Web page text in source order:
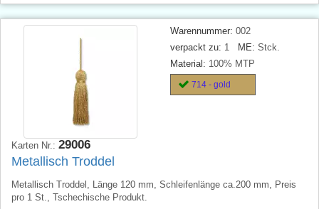
Warennummer: 002
verpackt zu: 1 ME: Stck.
Material: 100% MTP
714 - gold
Karten Nr.: 29006
Metallisch Troddel
Metallisch Troddel, Länge 120 mm, Schleifenlänge ca.200 mm, Preis
pro 1 St., Tschechische Produkt.